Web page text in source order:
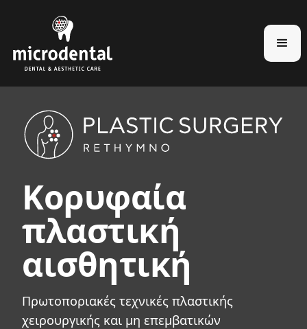
Κορυφαία
πλαστική
αισθητική
Πρωτοποριακές τεχνικές πλαστικής
χειρουργικής και μη επεμβατικών